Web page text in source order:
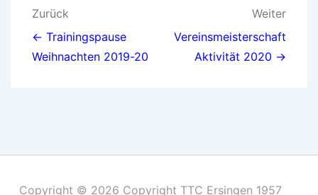
Beitragsnavigation
Zurück
← Trainingspause
Weihnachten 2019-20
Weiter
Vereinsmeisterschaft
Aktivität 2020 →
Copyright © 2026 Copyright TTC Ersingen 1957